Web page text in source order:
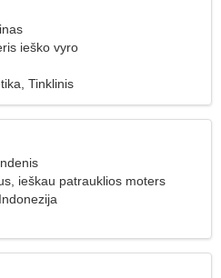
ieško vyro
Tinklinis
ieškau patrauklios moters